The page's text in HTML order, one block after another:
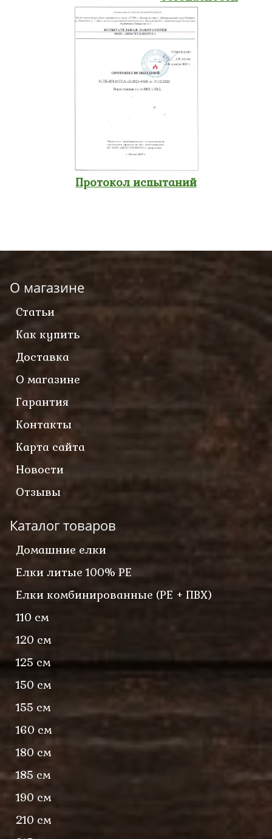
Протокол испытаний
О магазине
Статьи
Как купить
Доставка
О магазине
Гарантия
Контакты
Карта сайта
Новости
Отзывы
Каталог товаров
Домашние елки
Елки литые 100% PE
Елки комбинированные (PE + ПВХ)
110 см
120 см
125 см
150 см
155 см
160 см
180 см
185 см
190 см
210 см